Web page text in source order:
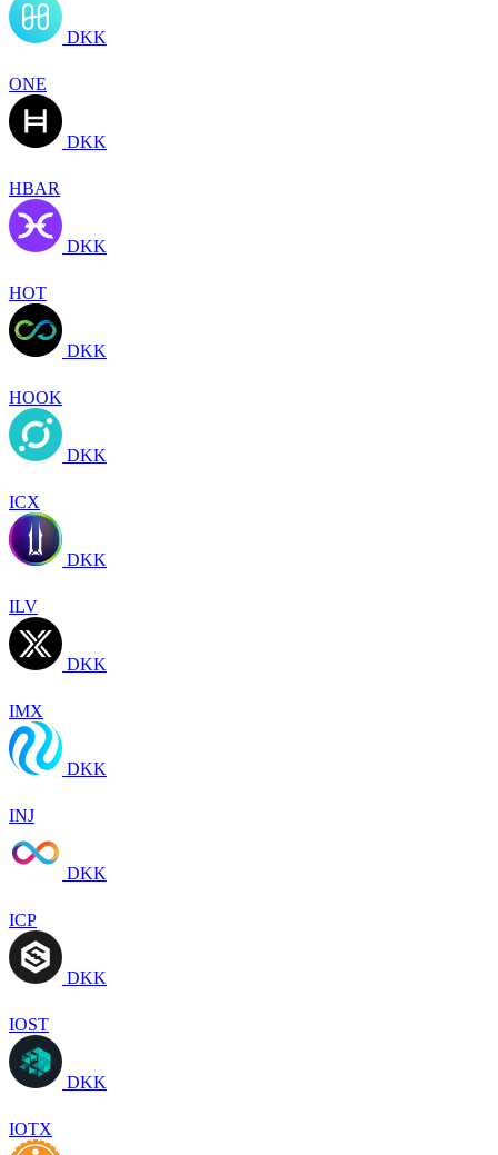
DKK
ONE
DKK
HBAR
DKK
HOT
DKK
HOOK
DKK
ICX
DKK
ILV
DKK
IMX
DKK
INJ
DKK
ICP
DKK
IOST
DKK
IOTX